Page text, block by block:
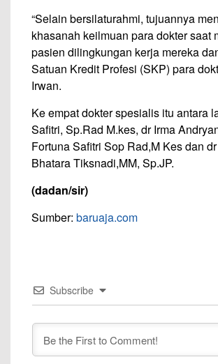
“Selain bersilaturahmi, tujuannya
khasanah keilmuan para dokter saat
pasien dilingkungan kerja mereka
Satuan Kredit Profesi (SKP) para
Irwan.
Ke empat dokter spesialis itu antara
Safitri, Sp.Rad M.kes, dr Irma
Fortuna Safitri Sop Rad,M Kes dan
Bhatara Tiksnadi,MM, Sp.JP.
(dadan/sir)
Sumber: baruaja.com
Subscribe